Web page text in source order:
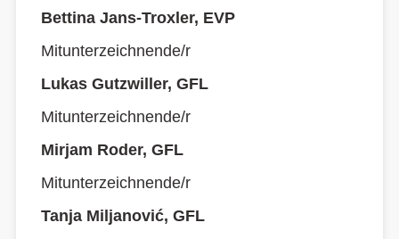
Bettina Jans-Troxler, EVP
Mitunterzeichnende/r
Lukas Gutzwiller, GFL
Mitunterzeichnende/r
Mirjam Roder, GFL
Mitunterzeichnende/r
Tanja Miljanović, GFL